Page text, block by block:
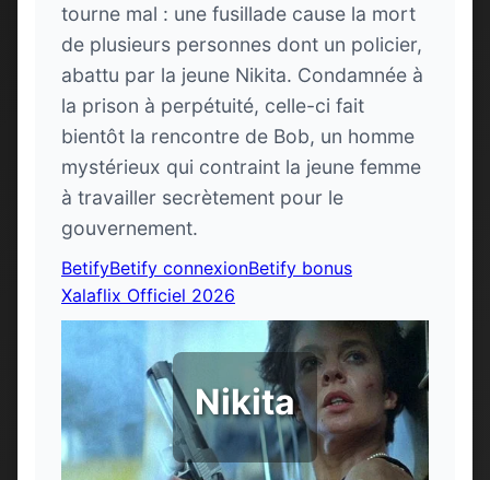
tourne mal : une fusillade cause la mort
de plusieurs personnes dont un policier,
abattu par la jeune Nikita. Condamnée à
la prison à perpétuité, celle-ci fait
bientôt la rencontre de Bob, un homme
mystérieux qui contraint la jeune femme
à travailler secrètement pour le
gouvernement.
BetifyBetify connexionBetify bonus
Xalaflix Officiel 2026
Nikita